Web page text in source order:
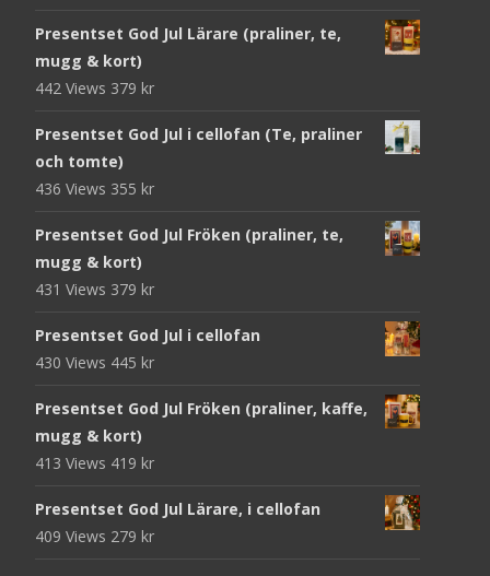
Presentset God Jul Lärare (praliner, te,
mugg & kort)
442 Views 379 kr
Presentset God Jul i cellofan (Te, praliner
och tomte)
436 Views 355 kr
Presentset God Jul Fröken (praliner, te,
mugg & kort)
431 Views 379 kr
Presentset God Jul i cellofan
430 Views 445 kr
Presentset God Jul Fröken (praliner, kaffe,
mugg & kort)
413 Views 419 kr
Presentset God Jul Lärare, i cellofan
409 Views 279 kr